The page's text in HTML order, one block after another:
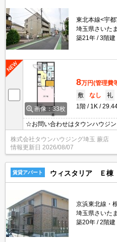
東北本線<宇
埼玉県さいた
築21年
3階建
画像：33枚
8万円(管理費
敷
なし 礼
1階
1K
☆お問い合わせはタウンハウジ
決済相談☆オンラインでの内見
株式会社タウンハウジング埼玉 蕨店
情報更新日 2026/08/07
賃貸アパート ウィスタリア Ｅ棟
京浜東北線・
埼玉県さいた
築20年
2階建